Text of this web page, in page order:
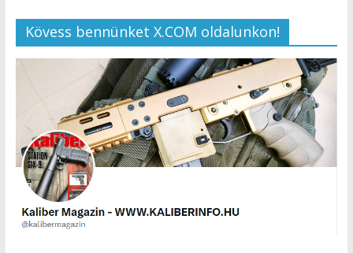
Kövess bennünket X.COM oldalunkon!